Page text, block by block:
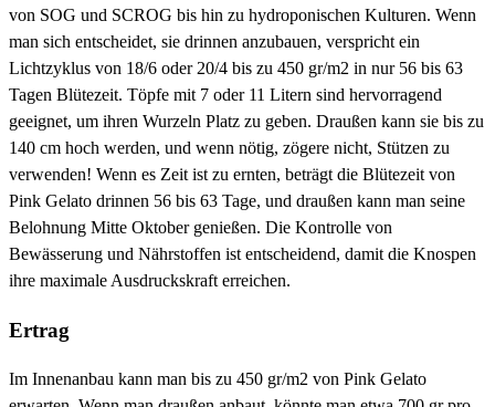
von SOG und SCROG bis hin zu hydroponischen Kulturen. Wenn
man sich entscheidet, sie drinnen anzubauen, verspricht ein
Lichtzyklus von 18/6 oder 20/4 bis zu 450 gr/m2 in nur 56 bis 63
Tagen Blütezeit. Töpfe mit 7 oder 11 Litern sind hervorragend
geeignet, um ihren Wurzeln Platz zu geben. Draußen kann sie bis zu
140 cm hoch werden, und wenn nötig, zögere nicht, Stützen zu
verwenden! Wenn es Zeit ist zu ernten, beträgt die Blütezeit von
Pink Gelato drinnen 56 bis 63 Tage, und draußen kann man seine
Belohnung Mitte Oktober genießen. Die Kontrolle von
Bewässerung und Nährstoffen ist entscheidend, damit die Knospen
ihre maximale Ausdruckskraft erreichen.
Ertrag
Im Innenanbau kann man bis zu 450 gr/m2 von Pink Gelato